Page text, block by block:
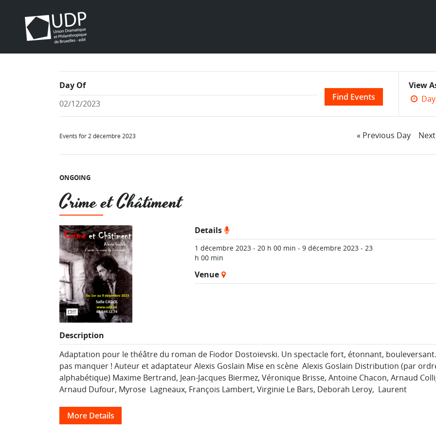
Event
Views
View
Day
Day Of
Events for 2 décembre 2023
Day
« Previous Day
ONGOING
Crime et Châtiment
Details
1 décembre 2023 - 20 h 00 min -9 décembre 2023 - 23
h 00 min
Venue
Description
Adaptation pour le théâtre du roman de Fiodor Dostoïevski. Un spectacle fort, étonnant,
pas manquer ! Auteur et adaptateur Alexis Goslain Mise en scène Alexis Goslain Distribution (par
alphabétique) Maxime Bertrand, Jean-Jacques Biermez, Véronique Brisse, Antoine Chacon, Arnaud
Arnaud Dufour, Myrose Lagneaux, François Lambert, Virginie Le Bars, Deborah Leroy, Laurent
More Details